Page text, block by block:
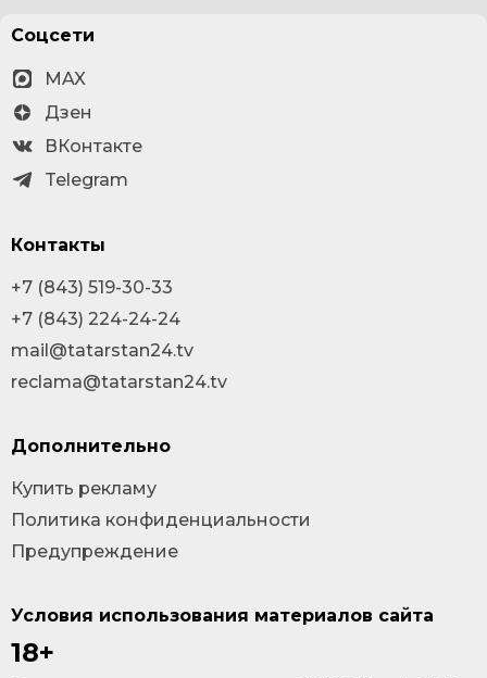
Условия использования материалов сайта
18+
Соцсети
MAX
Дзен
ВКонтакте
Telegram
Контакты
+7 (843) 519-30-33
+7 (843) 224-24-24
mail@tatarstan24.tv
reclama@tatarstan24.tv
Дополнительно
Купить рекламу
Политика конфиденциальности
Предупреждение